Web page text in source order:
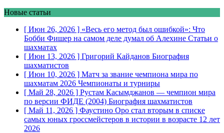
Новые статьи
[ Июн 26, 2026 ] «Весь его метод был ошибкой»: Что
Бобби Фишер на самом деле думал об Алехине Статьи о
шахматах
[ Июн 13, 2026 ] Григорий Кайданов Биография
шахматистов
[ Июн 10, 2026 ] Матч за звание чемпиона мира по
шахматам 2026 Чемпионаты и турниры
[ Май 28, 2026 ] Рустам Касымджанов — чемпион мира
по версии ФИДЕ (2004) Биография шахматистов
[ Май 11, 2026 ] Фаустино Оро стал вторым в списке
самых юных гроссмейстеров в истории в возрасте 12 лет
2026